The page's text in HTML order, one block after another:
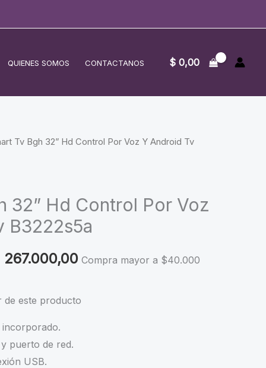
QUIENES SOMOS CONTACTANOS $0,00
Tv Bgh 32” Hd Control Por Voz Y Android Tv
32” Hd Control Por Voz
B3222s5a
267.000,00 Current
Compra mayor a $40.000
de este producto
incorporado.
puerto de red.
USB.